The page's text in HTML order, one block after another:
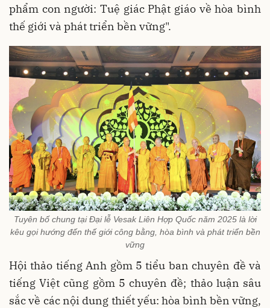
phẩm con người: Tuệ giác Phật giáo về hòa bình
thế giới và phát triển bền vững".
Tuyên bố chung tại Đại lễ Vesak Liên Hợp Quốc năm 2025 là lời
kêu gọi hướng đến thế giới công bằng, hòa bình và phát triển bền
vững
Hội thảo tiếng Anh gồm 5 tiểu ban chuyên đề và
tiếng Việt cũng gồm 5 chuyên đề; thảo luận sâu
sắc về các nội dung thiết yếu: hòa bình bền vững,